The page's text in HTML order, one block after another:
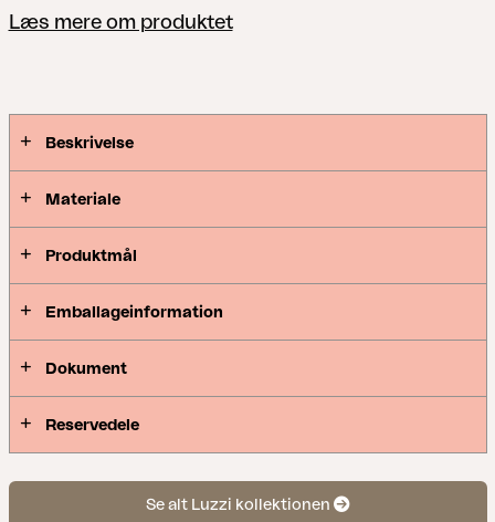
giver en varm og indbydende følelse. Luzzi er en
forankres med parasolvægt eller lignende.
Læs mere om produktet
Beskrivelse
Materiale
Produktmål
Emballageinformation
Dokument
Reservedele
Se alt Luzzi kollektionen